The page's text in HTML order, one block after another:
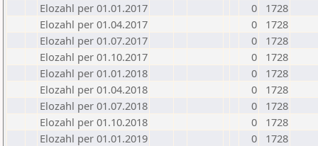
Elozahl per 01.01.2017
0
1728
Elozahl per 01.04.2017
0
1728
Elozahl per 01.07.2017
0
1728
Elozahl per 01.10.2017
0
1728
Elozahl per 01.01.2018
0
1728
Elozahl per 01.04.2018
0
1728
Elozahl per 01.07.2018
0
1728
Elozahl per 01.10.2018
0
1728
Elozahl per 01.01.2019
0
1728